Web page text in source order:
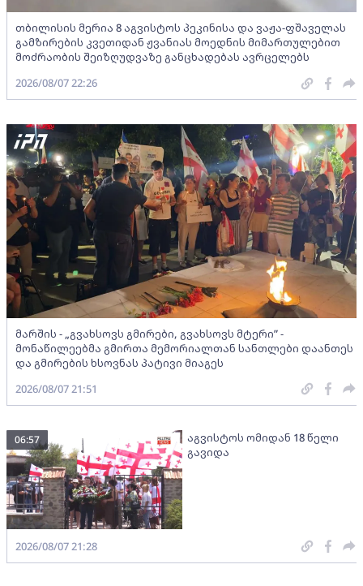
თბილისის მერია 8 აგვისტოს პეკინისა და ვაჟა-ფშაველას
გამზირების კვეთიდან ჟვანიას მოედნის მიმართულებით
მოძრაობის შეიზღუდვაზე განცხადებას ავრცელებს
2026/08/07 22:26
მარშის - „გვახსოვს გმირები, გვახსოვს მტერი” -
მონაწილეებმა გმირთა მემორიალთან სანთლები დაანთეს
და გმირების ხსოვნას პატივი მიაგეს
2026/08/07 21:51
აგვისტოს ომიდან 18 წელი
გავიდა
06:57
2026/08/07 21:28